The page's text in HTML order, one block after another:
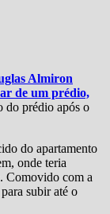
Almiron
de um prédio,
do prédio após o
do apartamento
onde teria
Comovido com a
subir até o